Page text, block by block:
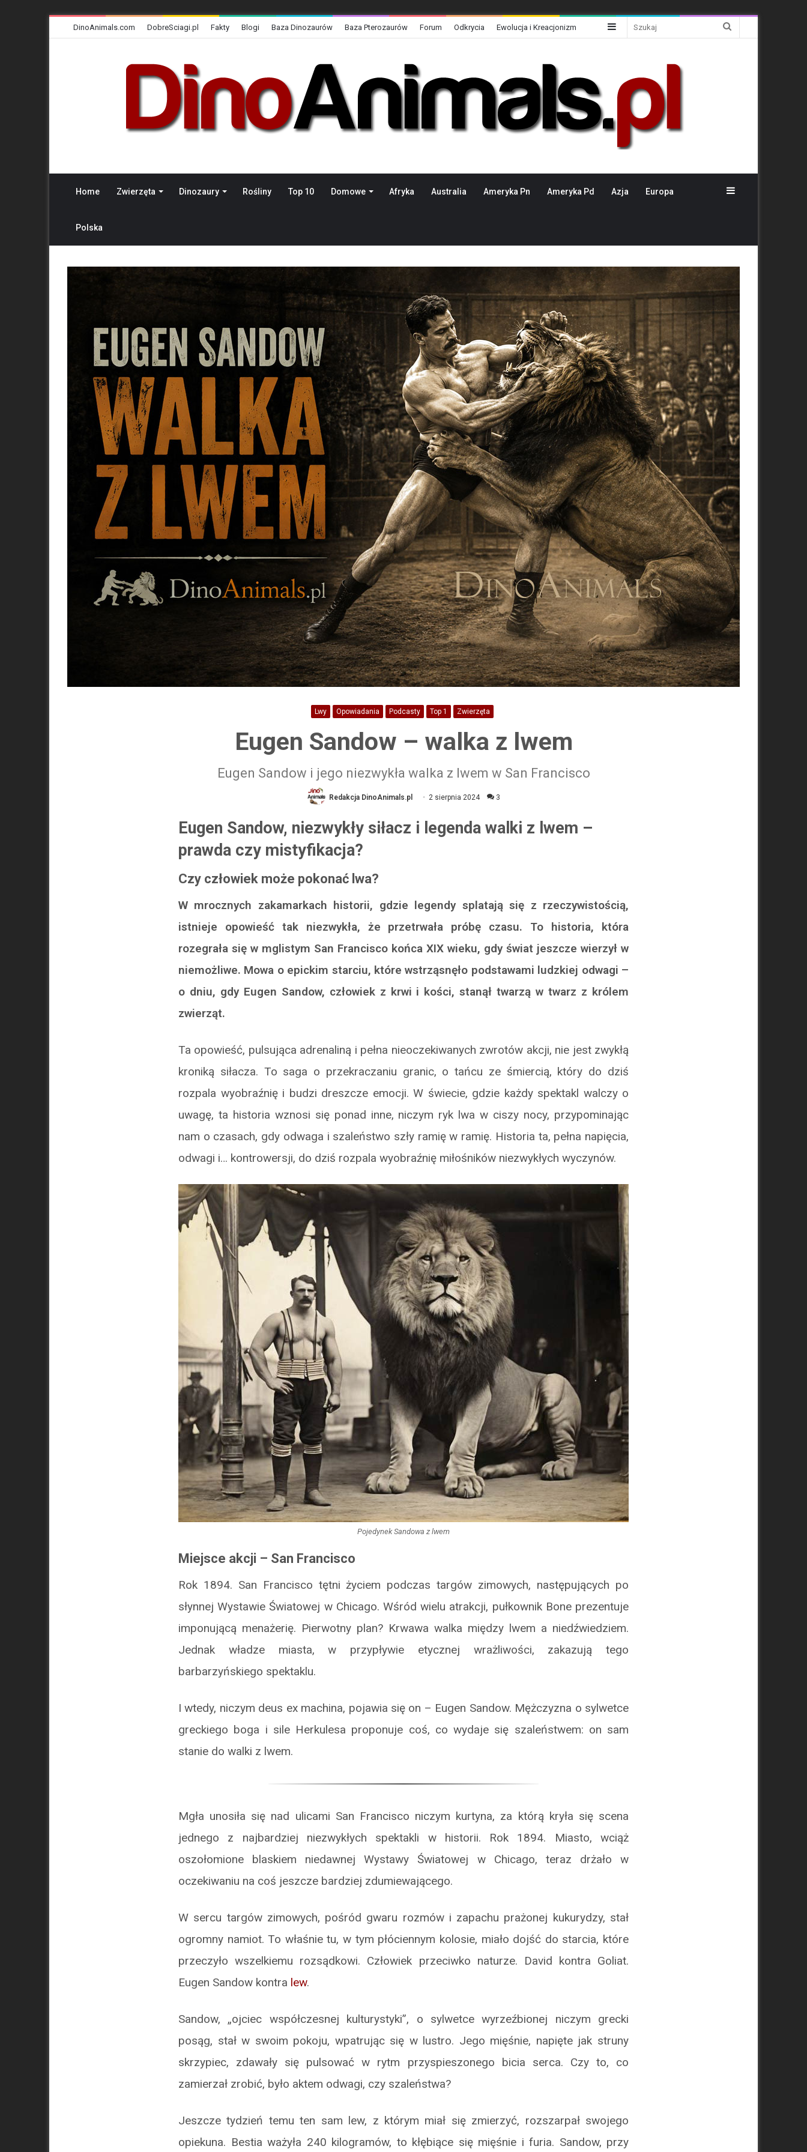
DinoAnimals.com DobreSciagi.pl Fakty Blogi Baza Dinozaurów Baza Pterozaurów Forum Odkrycia Ewolucja i Kreacjonizm Sidebar
Home Zwierzęta Dinozaury Rośliny Top 10 Domowe Afryka Australia Ameryka Pn Ameryka Pd Azja Europa
Polska
Sidebar
Lwy Opowiadania Podcasty Top 1 Zwierzęta
Eugen Sandow – walka z lwem
Eugen Sandow i jego niezwykła walka z lwem w San Francisco
Redakcja DinoAnimals.pl 2 sierpnia 2024 3
Eugen Sandow, niezwykły siłacz i legenda walki z lwem –
prawda czy mistyfikacja?
Czy człowiek może pokonać lwa?
W mrocznych zakamarkach historii, gdzie legendy splatają się z rzeczywistością,
istnieje opowieść tak niezwykła, że przetrwała próbę czasu. To historia, która
rozegrała się w mglistym San Francisco końca XIX wieku, gdy świat jeszcze wierzył w
niemożliwe. Mowa o epickim starciu, które wstrząsnęło podstawami ludzkiej odwagi –
o dniu, gdy Eugen Sandow, człowiek z krwi i kości, stanął twarzą w twarz z królem
zwierząt.
Ta opowieść, pulsująca adrenaliną i pełna nieoczekiwanych zwrotów akcji, nie jest zwykłą
kroniką siłacza. To saga o przekraczaniu granic, o tańcu ze śmiercią, który do dziś
rozpala wyobraźnię i budzi dreszcze emocji. W świecie, gdzie każdy spektakl walczy o
uwagę, ta historia wznosi się ponad inne, niczym ryk lwa w ciszy nocy, przypominając
nam o czasach, gdy odwaga i szaleństwo szły ramię w ramię. Historia ta, pełna napięcia,
odwagi i… kontrowersji, do dziś rozpala wyobraźnię miłośników niezwykłych wyczynów.
Pojedynek Sandowa z lwem
Miejsce akcji – San Francisco
Rok 1894. San Francisco tętni życiem podczas targów zimowych, następujących po
słynnej Wystawie Światowej w Chicago. Wśród wielu atrakcji, pułkownik Bone prezentuje
imponującą menażerię. Pierwotny plan? Krwawa walka między lwem a niedźwiedziem.
Jednak władze miasta, w przypływie etycznej wrażliwości, zakazują tego
barbarzyńskiego spektaklu.
I wtedy, niczym deus ex machina, pojawia się on – Eugen Sandow. Mężczyzna o sylwetce
greckiego boga i sile Herkulesa proponuje coś, co wydaje się szaleństwem: on sam
stanie do walki z lwem.
Mgła unosiła się nad ulicami San Francisco niczym kurtyna, za którą kryła się scena
jednego z najbardziej niezwykłych spektakli w historii. Rok 1894. Miasto, wciąż
oszołomione blaskiem niedawnej Wystawy Światowej w Chicago, teraz drżało w
oczekiwaniu na coś jeszcze bardziej zdumiewającego.
W sercu targów zimowych, pośród gwaru rozmów i zapachu prażonej kukurydzy, stał
ogromny namiot. To właśnie tu, w tym płóciennym kolosie, miało dojść do starcia, które
przeczyło wszelkiemu rozsądkowi. Człowiek przeciwko naturze. David kontra Goliat.
Eugen Sandow kontra lew.
Sandow, „ojciec współczesnej kulturystyki”, o sylwetce wyrzeźbionej niczym grecki
posąg, stał w swoim pokoju, wpatrując się w lustro. Jego mięśnie, napięte jak struny
skrzypiec, zdawały się pulsować w rytm przyspieszonego bicia serca. Czy to, co
zamierzał zrobić, było aktem odwagi, czy szaleństwa?
Jeszcze tydzień temu ten sam lew, z którym miał się zmierzyć, rozszarpał swojego
opiekuna. Bestia ważyła 240 kilogramów, to kłębiące się mięśnie i furia. Sandow, przy